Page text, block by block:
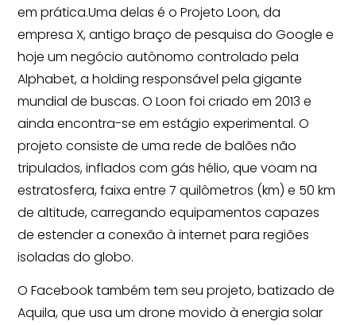
em prática.Uma delas é o Projeto Loon, da
empresa X, antigo braço de pesquisa do Google e
hoje um negócio autônomo controlado pela
Alphabet, a holding responsável pela gigante
mundial de buscas. O Loon foi criado em 2013 e
ainda encontra-se em estágio experimental. O
projeto consiste de uma rede de balões não
tripulados, inflados com gás hélio, que voam na
estratosfera, faixa entre 7 quilômetros (km) e 50 km
de altitude, carregando equipamentos capazes
de estender a conexão à internet para regiões
isoladas do globo.
O Facebook também tem seu projeto, batizado de
Aquila, que usa um drone movido à energia solar